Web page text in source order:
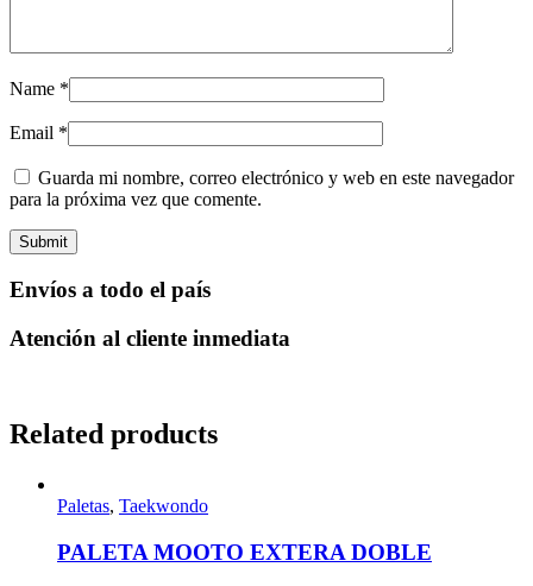
Name *
Email *
Guarda mi nombre, correo electrónico y web en este navegador
para la próxima vez que comente.
Envíos a todo el país
Atención al cliente inmediata
Related products
Paletas, Taekwondo
PALETA MOOTO EXTERA DOBLE